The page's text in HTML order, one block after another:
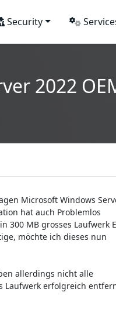
Security
2022
Microsoft Windows
hat auch Problemlos
300 MB grosses Laufwerk
möchte ich dieses nun
allerdings nicht alle
Laufwerk erfolgreich